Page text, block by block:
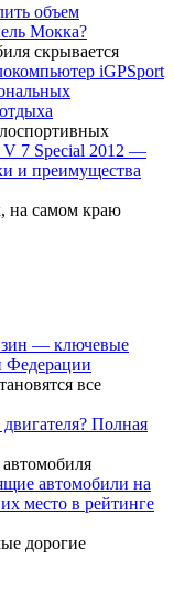
объем
Мокка?
скрывается
iGPSport
V 7 Special 2012 —
и преимущества
на самом краю
— ключевые
Федерации
все
Полная
автомобили на
место в рейтинге
дорогие